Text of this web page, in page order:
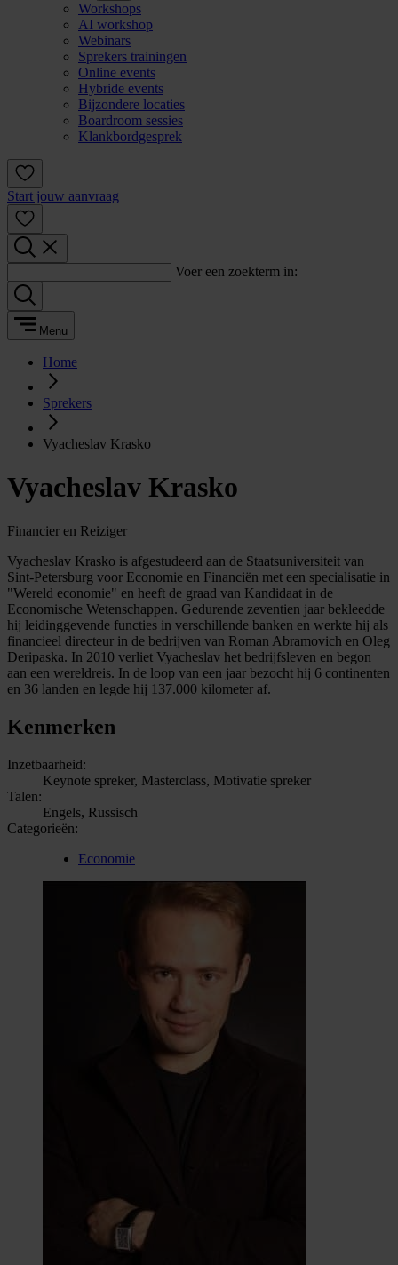
Workshops
AI workshop
Webinars
Sprekers trainingen
Online events
Hybride events
Bijzondere locaties
Boardroom sessies
Klankbordgesprek
Start jouw aanvraag
Voer een zoekterm in:
Menu
Home
Sprekers
Vyacheslav Krasko
Vyacheslav Krasko
Financier en Reiziger
Vyacheslav Krasko is afgestudeerd aan de Staatsuniversiteit van
Sint-Petersburg voor Economie en Financiën met een specialisatie in
"Wereld economie" en heeft de graad van Kandidaat in de
Economische Wetenschappen. Gedurende zeventien jaar bekleedde
hij leidinggevende functies in verschillende banken en werkte hij als
financieel directeur in de bedrijven van Roman Abramovich en Oleg
Deripaska. In 2010 verliet Vyacheslav het bedrijfsleven en begon
aan een wereldreis. In de loop van een jaar bezocht hij 6 continenten
en 36 landen en legde hij 137.000 kilometer af.
Kenmerken
Inzetbaarheid:
Keynote spreker, Masterclass, Motivatie spreker
Talen:
Engels, Russisch
Categorieën:
Economie